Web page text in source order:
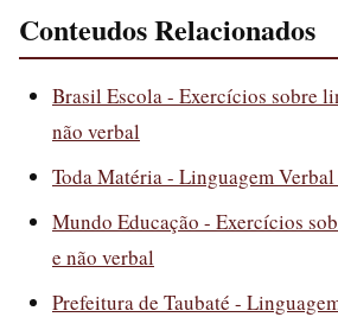
Conteudos Relacionados
Brasil Escola - Exercícios sobre
não verbal
Toda Matéria - Linguagem
Mundo Educação - Exercícios
e não verbal
Prefeitura de Taubaté -